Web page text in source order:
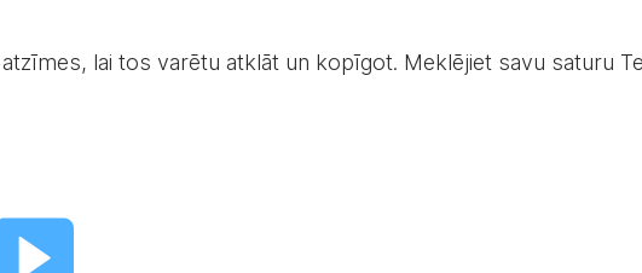
lai tos varētu atklāt un kopīgot. Meklējiet savu saturu